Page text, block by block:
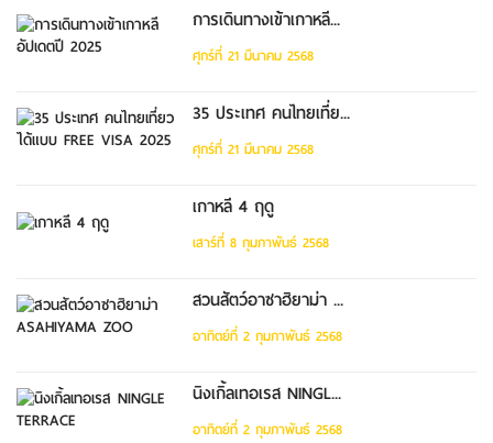
การเดินทางเข้าเกาหลี...
ศุกร์ที่ 21 มีนาคม 2568
35 ประเทศ คนไทยเที่ย...
ศุกร์ที่ 21 มีนาคม 2568
เกาหลี 4 ฤดู
เสาร์ที่ 8 กุมภาพันธ์ 2568
สวนสัตว์อาซาฮิยาม่า ...
อาทิตย์ที่ 2 กุมภาพันธ์ 2568
นิงเกิ้ลเทอเรส NINGL...
อาทิตย์ที่ 2 กุมภาพันธ์ 2568